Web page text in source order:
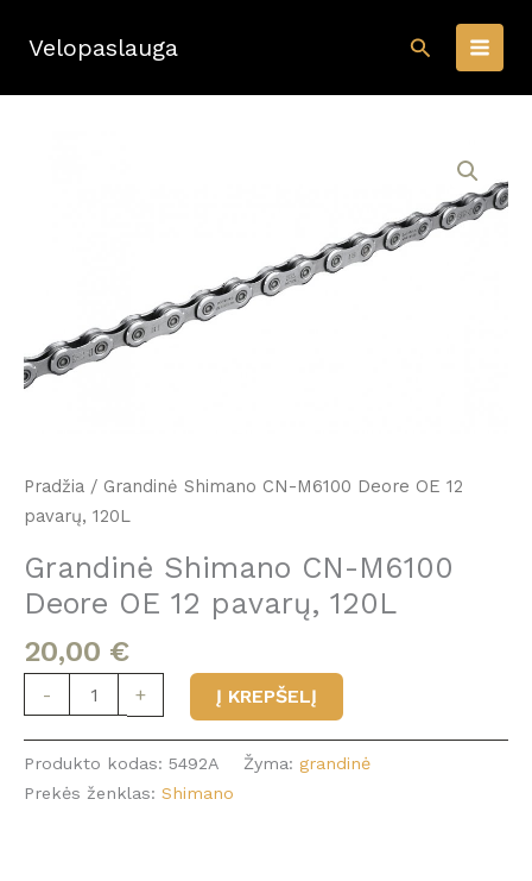
prieVelopaslauga Paieška
Pradžia / Grandinė Shimano CN-M6100 Deore OE 12
pavarų, 120L
Grandinė Shimano CN-M6100
Deore OE 12 pavarų, 120L
20,00 €
-
produkto
kiekis:
Grandinė
Shimano
CN-
+ Į KREPŠELĮ
Produkto kodas: 5492A Žyma: grandinė
Prekės ženklas: Shimano